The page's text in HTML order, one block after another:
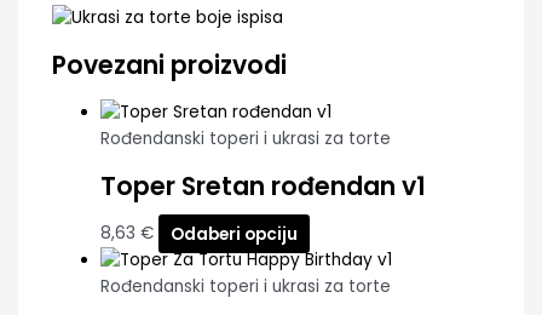
Povezani proizvodi
Rođendanski toperi i ukrasi za torte
Toper Sretan rođendan v1
8,63 € Odaberi opciju
Rođendanski toperi i ukrasi za torte